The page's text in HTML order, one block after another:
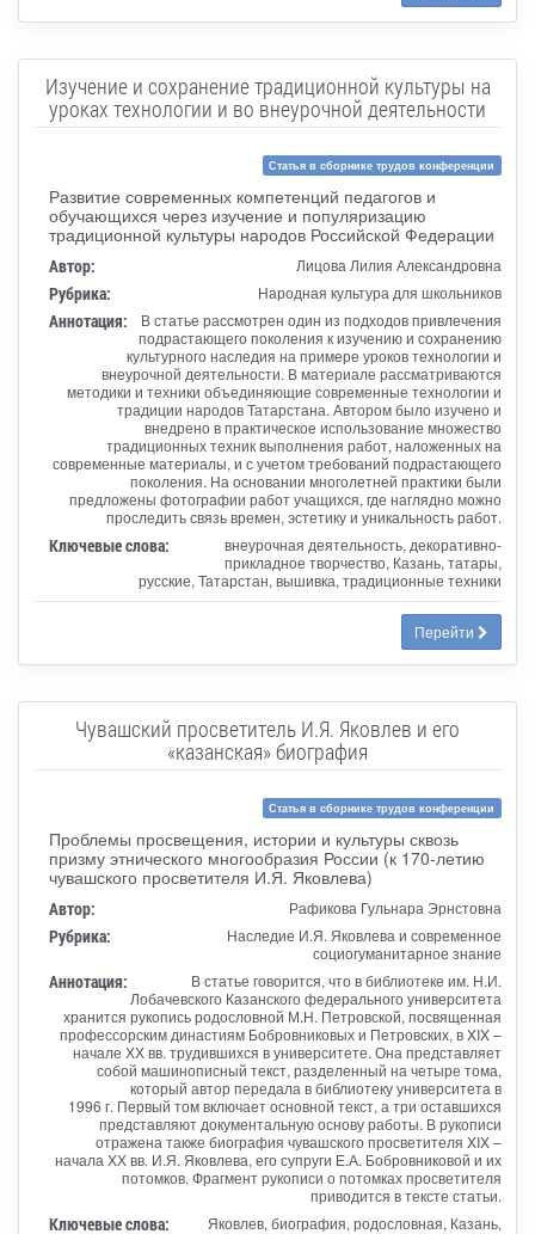
Изучение и сохранение традиционной культуры на
уроках технологии и во внеурочной деятельности
Статья в сборнике трудов конференции
Развитие современных компетенций педагогов и
обучающихся через изучение и популяризацию
традиционной культуры народов Российской Федерации
Автор: Лицова Лилия Александровна
Рубрика: Народная культура для школьников
Аннотация:
В статье рассмотрен один из подходов привлечения
подрастающего поколения к изучению и сохранению
культурного наследия на примере уроков технологии и
внеурочной деятельности. В материале рассматриваются
методики и техники объединяющие современные технологии и
традиции народов Татарстана. Автором было изучено и
внедрено в практическое использование множество
традиционных техник выполнения работ, наложенных на
современные материалы, и с учетом требований подрастающего
поколения. На основании многолетней практики были
предложены фотографии работ учащихся, где наглядно можно
проследить связь времен, эстетику и уникальность работ.
Ключевые слова:
внеурочная деятельность, декоративно-
прикладное творчество, Казань, татары,
русские, Татарстан, вышивка, традиционные техники
Перейти
Чувашский просветитель И.Я. Яковлев и его
«казанская» биография
Статья в сборнике трудов конференции
Проблемы просвещения, истории и культуры сквозь
призму этнического многообразия России (к 170-летию
чувашского просветителя И.Я. Яковлева)
Автор: Рафикова Гульнара Эрнстовна
Рубрика:
Наследие И.Я. Яковлева и современное
социогуманитарное знание
Аннотация:
В статье говорится, что в библиотеке им. Н.И.
Лобачевского Казанского федерального университета
хранится рукопись родословной М.Н. Петровской, посвященная
профессорским династиям Бобровниковых и Петровских, в XIX –
начале ХХ вв. трудившихся в университете. Она представляет
собой машинописный текст, разделенный на четыре тома,
который автор передала в библиотеку университета в
1996 г. Первый том включает основной текст, а три оставшихся
представляют документальную основу работы. В рукописи
отражена также биография чувашского просветителя XIX –
начала ХХ вв. И.Я. Яковлева, его супруги Е.А. Бобровниковой и их
потомков. Фрагмент рукописи о потомках просветителя
приводится в тексте статьи.
Ключевые слова:
Яковлев, биография, родословная, Казань,